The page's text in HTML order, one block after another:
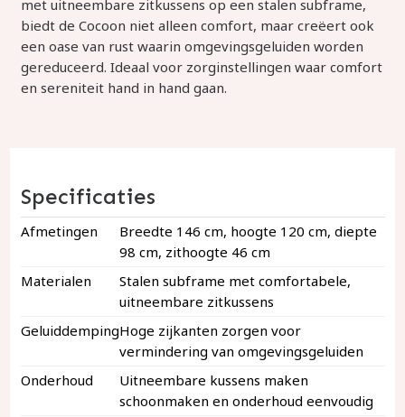
met uitneembare zitkussens op een stalen subframe,
biedt de Cocoon niet alleen comfort, maar creëert ook
een oase van rust waarin omgevingsgeluiden worden
gereduceerd. Ideaal voor zorginstellingen waar comfort
en sereniteit hand in hand gaan.
Specificaties
Afmetingen
Breedte 146 cm, hoogte 120 cm, diepte
98 cm, zithoogte 46 cm
Materialen
Stalen subframe met comfortabele,
uitneembare zitkussens
GeluiddempingHoge zijkanten zorgen voor
vermindering van omgevingsgeluiden
Onderhoud
Uitneembare kussens maken
schoonmaken en onderhoud eenvoudig